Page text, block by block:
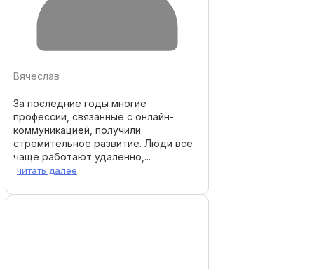
Вячеслав
За последние годы многие
профессии, связанные с онлайн-
коммуникацией, получили
стремительное развитие. Люди все
чаще работают удаленно,...
читать далее